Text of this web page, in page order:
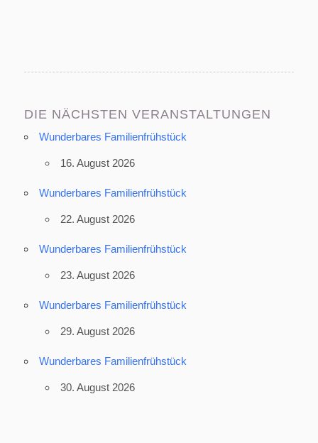
DIE NÄCHSTEN VERANSTALTUNGEN
Wunderbares Familienfrühstück
16. August 2026
Wunderbares Familienfrühstück
22. August 2026
Wunderbares Familienfrühstück
23. August 2026
Wunderbares Familienfrühstück
29. August 2026
Wunderbares Familienfrühstück
30. August 2026